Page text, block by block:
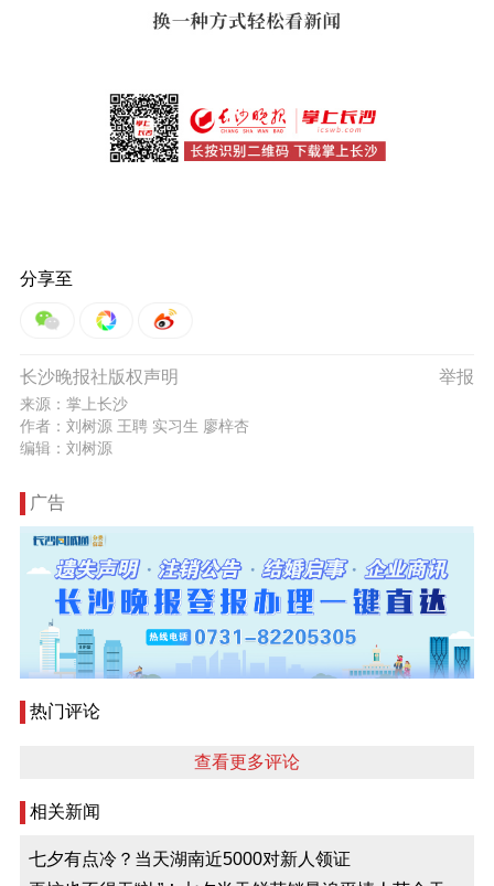
分享至
举报
长沙晚报社版权声明
来源：掌上长沙
作者：刘树源 王聘 实习生 廖梓杏
编辑：刘树源
广告
热门评论
查看更多评论
相关新闻
七夕有点冷？当天湖南近5000对新人领证